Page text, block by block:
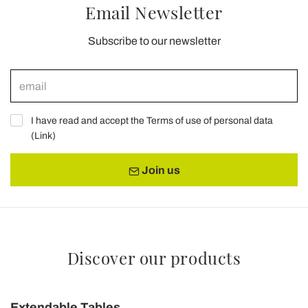
Email Newsletter
Subscribe to our newsletter
I have read and accept the Terms of use of personal data
(Link)
Join us
Discover our products